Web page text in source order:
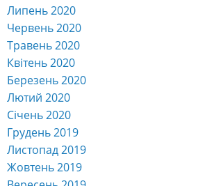
ІНФОРМАЦІЯ ПРО УНІВЕРСИТЕТ
ПРАВИЛА ПРИЙОМУ
РЕЙТИНГ СТУДЕНТІВ
ЗАГАЛЬНА ІНФОРМАЦІЯ
ВІДДІЛ МІЖНАРОДНИХ ЗВ’ЯЗКІВ